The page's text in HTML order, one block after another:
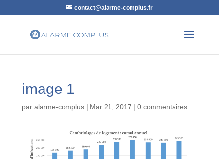
contact@alarme-complus.fr
image 1
par alarme-complus| Mar 21, 2017 | 0 commentaires